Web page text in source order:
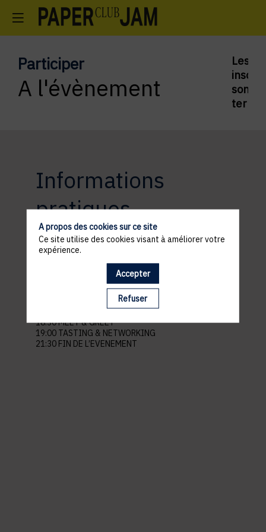
Participer
A l'évènement
Les
sont
Informations
pratiques
ACCÈS ET STATIONNEMENT
Lieu: Le Royal Hotel Luxembourg
L-2449 Ville-Haute Luxembourg
18:30 MEET & GREET
19:00 TASTING & NETWORKING
21:30 FIN DE L’EVENEMENT
A propos des cookies sur ce site
Ce site utilise des cookies visant à améliorer votre
expérience.
Accepter
Refuser